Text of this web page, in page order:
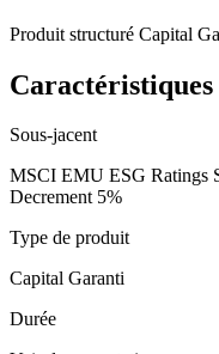
Produit structuré Capital
Caractéristiques
Sous-jacent
MSCI EMU ESG Ratings
Decrement 5%
Type de produit
Capital Garanti
Durée